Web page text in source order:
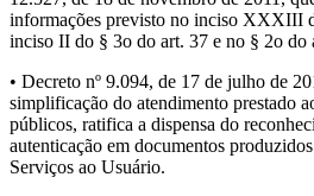
informações previsto no inciso XXXIII
inciso II do § 3o do art. 37 e no § 2o do
• Decreto nº 9.094, de 17 de julho de
simplificação do atendimento prestado
públicos, ratifica a dispensa do
autenticação em documentos
Serviços ao Usuário.